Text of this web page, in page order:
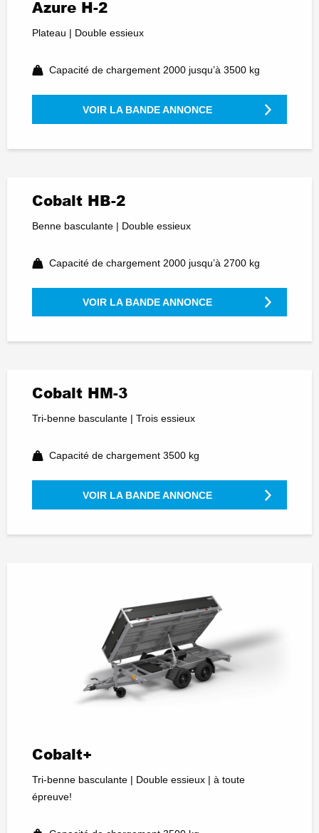
Azure H-2
Plateau | Double essieux
Capacité de chargement 2000 jusqu’à 3500 kg
VOIR LA BANDE ANNONCE
Cobalt HB-2
Benne basculante | Double essieux
Capacité de chargement 2000 jusqu’à 2700 kg
VOIR LA BANDE ANNONCE
Cobalt HM-3
Tri-benne basculante | Trois essieux
Capacité de chargement 3500 kg
VOIR LA BANDE ANNONCE
Cobalt+
Tri-benne basculante | Double essieux | à toute
épreuve!